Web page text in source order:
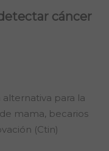
cáncer
para la
mama, becarios
(Ctin)